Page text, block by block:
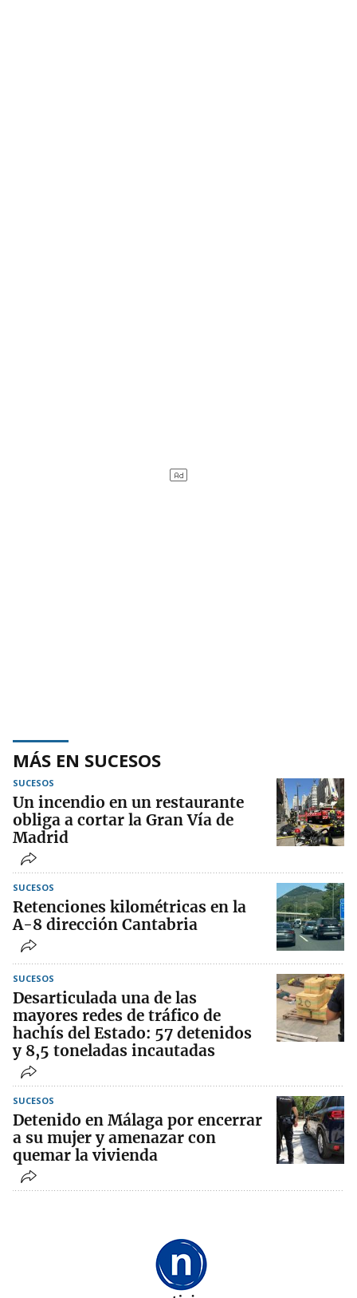
MÁS EN SUCESOS
SUCESOS
Un incendio en un restaurante
obliga a cortar la Gran Vía de
Madrid
SUCESOS
Retenciones kilométricas en la
A-8 dirección Cantabria
SUCESOS
Desarticulada una de las
mayores redes de tráfico de
hachís del Estado: 57 detenidos
y 8,5 toneladas incautadas
SUCESOS
Detenido en Málaga por encerrar
a su mujer y amenazar con
quemar la vivienda